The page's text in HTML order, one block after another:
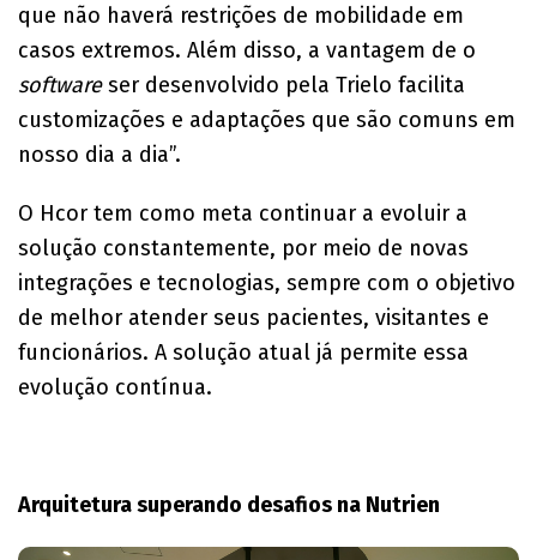
que não haverá restrições de mobilidade em
casos extremos. Além disso, a vantagem de o
softwareser desenvolvido pela Trielo facilita
customizações e adaptações que são comuns em
nosso dia a dia”.
O Hcor tem como meta continuar a evoluir a
solução constantemente, por meio de novas
integrações e tecnologias, sempre com o objetivo
de melhor atender seus pacientes, visitantes e
funcionários. A solução atual já permite essa
evolução contínua.
Arquitetura superando desafios na Nutrien